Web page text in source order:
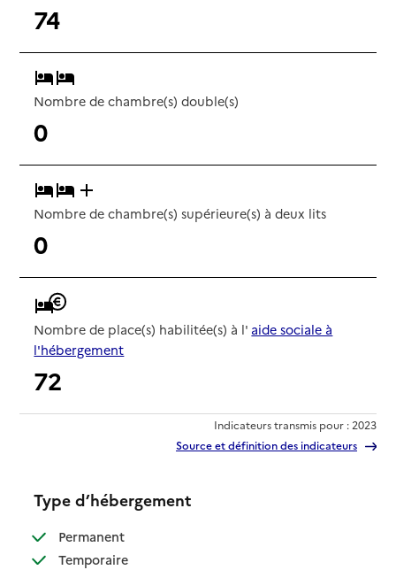
74
Nombre de chambre(s) double(s)
0
Nombre de chambre(s) supérieure(s) à deux lits
0
Nombre de place(s) habilitée(s) à l' aide sociale à
l'hébergement
72
Indicateurs transmis pour : 2023
Source et définition des indicateurs
Type d’hébergement
Permanent: disponible
Temporaire: disponible